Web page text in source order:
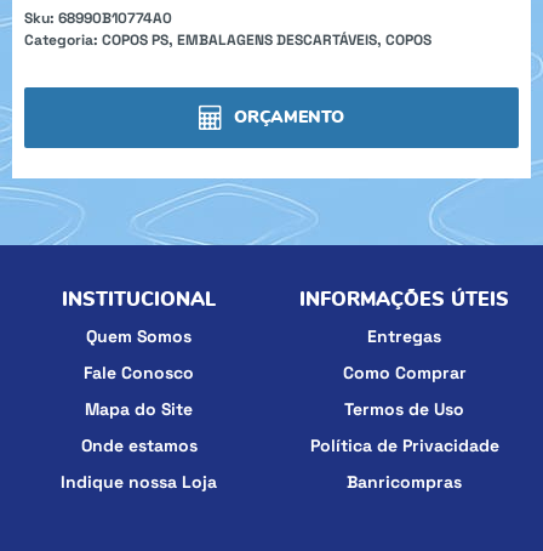
Sku: 68990B10774A0
Categoria: COPOS PS, EMBALAGENS DESCARTÁVEIS, COPOS
ORÇAMENTO
INSTITUCIONAL
Quem Somos
Fale Conosco
Mapa do Site
Onde estamos
Indique nossa Loja
INFORMAÇÕES ÚTEIS
Entregas
Como Comprar
Termos de Uso
Política de Privacidade
Banricompras